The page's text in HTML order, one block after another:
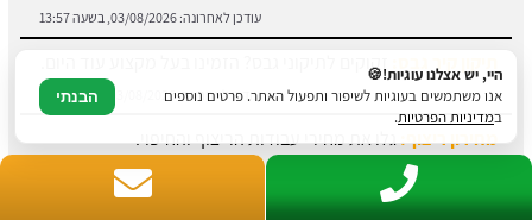
עודכן לאחרונה:03/08/2026, בשעה 13:51
מחירון ריצוף: גלו את מחירי עבודות הריצוף והחיפוי.
עודכן לאחרונה:03/08/2026, בשעה 13:43
מתקין פרקטים:עץ או למינציה? כל הסוגים כאן.
03/08/2026, בשעה 13:31
היי, יש אצלנו עוגיות!🍪
אנו משתמשים בעוגיות לשיפור ותפעול האתר. פרטים נוספים
במדיניות הפרטיות.
הבנתי